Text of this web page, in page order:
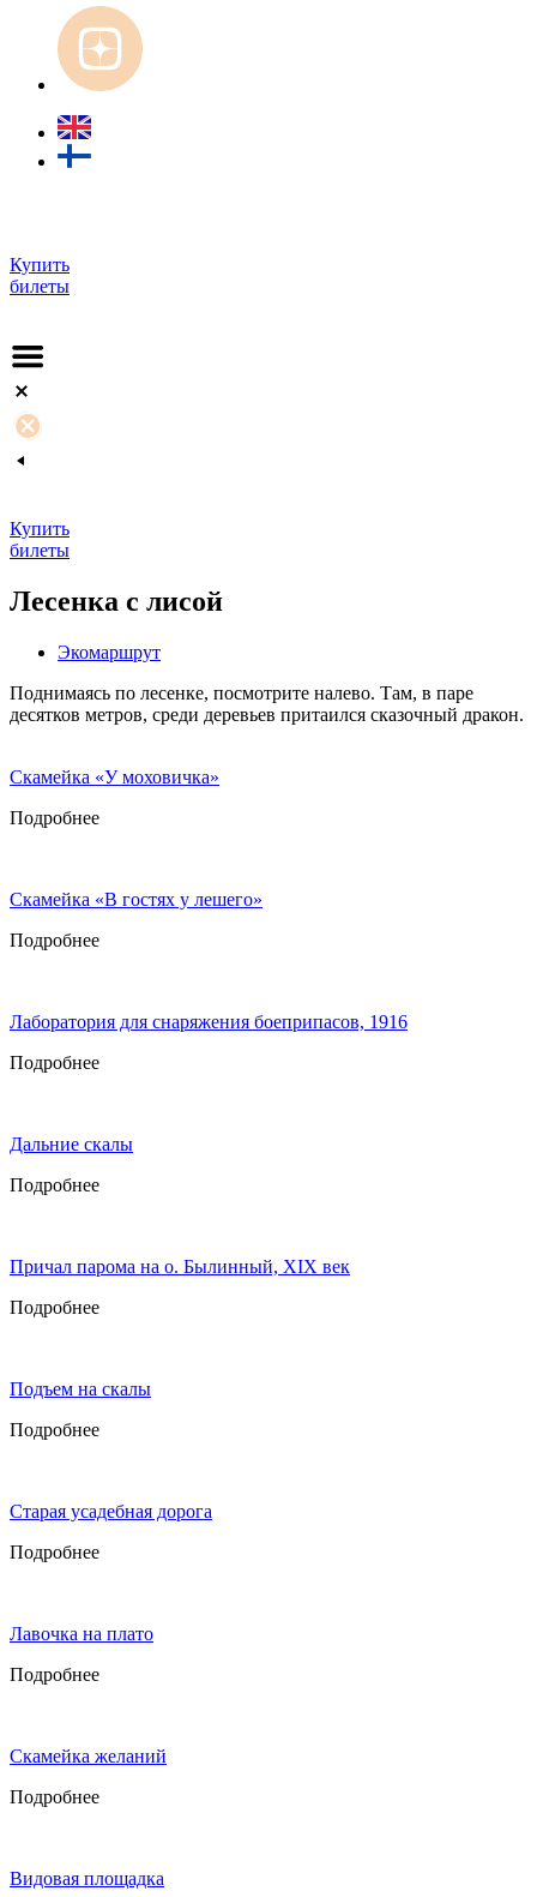
Купить
билеты
Купить
билеты
Лесенка с лисой
Экомаршрут
Поднимаясь по лесенке, посмотрите налево. Там, в паре
десятков метров, среди деревьев притаился сказочный дракон.
Скамейка «У моховичка»
Подробнее
Скамейка «В гостях у лешего»
Подробнее
Лаборатория для снаряжения боеприпасов, 1916
Подробнее
Дальние скалы
Подробнее
Причал парома на о. Былинный, ХIХ век
Подробнее
Подъем на скалы
Подробнее
Старая усадебная дорога
Подробнее
Лавочка на плато
Подробнее
Скамейка желаний
Подробнее
Видовая площадка